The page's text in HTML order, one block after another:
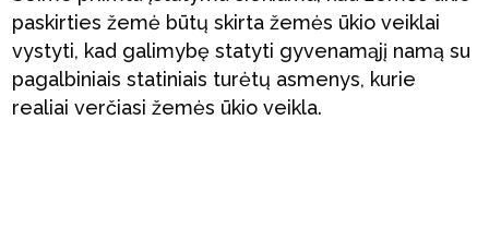
paskirties žemė būtų skirta žemės ūkio veiklai
vystyti, kad galimybę statyti gyvenamąjį namą su
pagalbiniais statiniais turėtų asmenys, kurie
realiai verčiasi žemės ūkio veikla.